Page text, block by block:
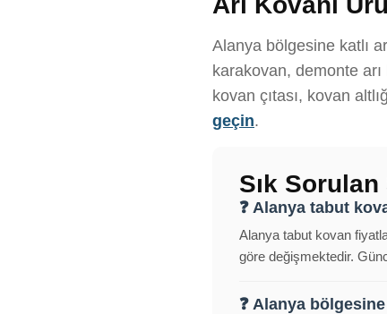
Alanya bölgesine katlı
karakovan, demonte
kovan çıtası, kovan
geçin.
Sık
❓ Alanya tabut
Alanya tabut kovan
göre değişmektedir.
❓ Alanya